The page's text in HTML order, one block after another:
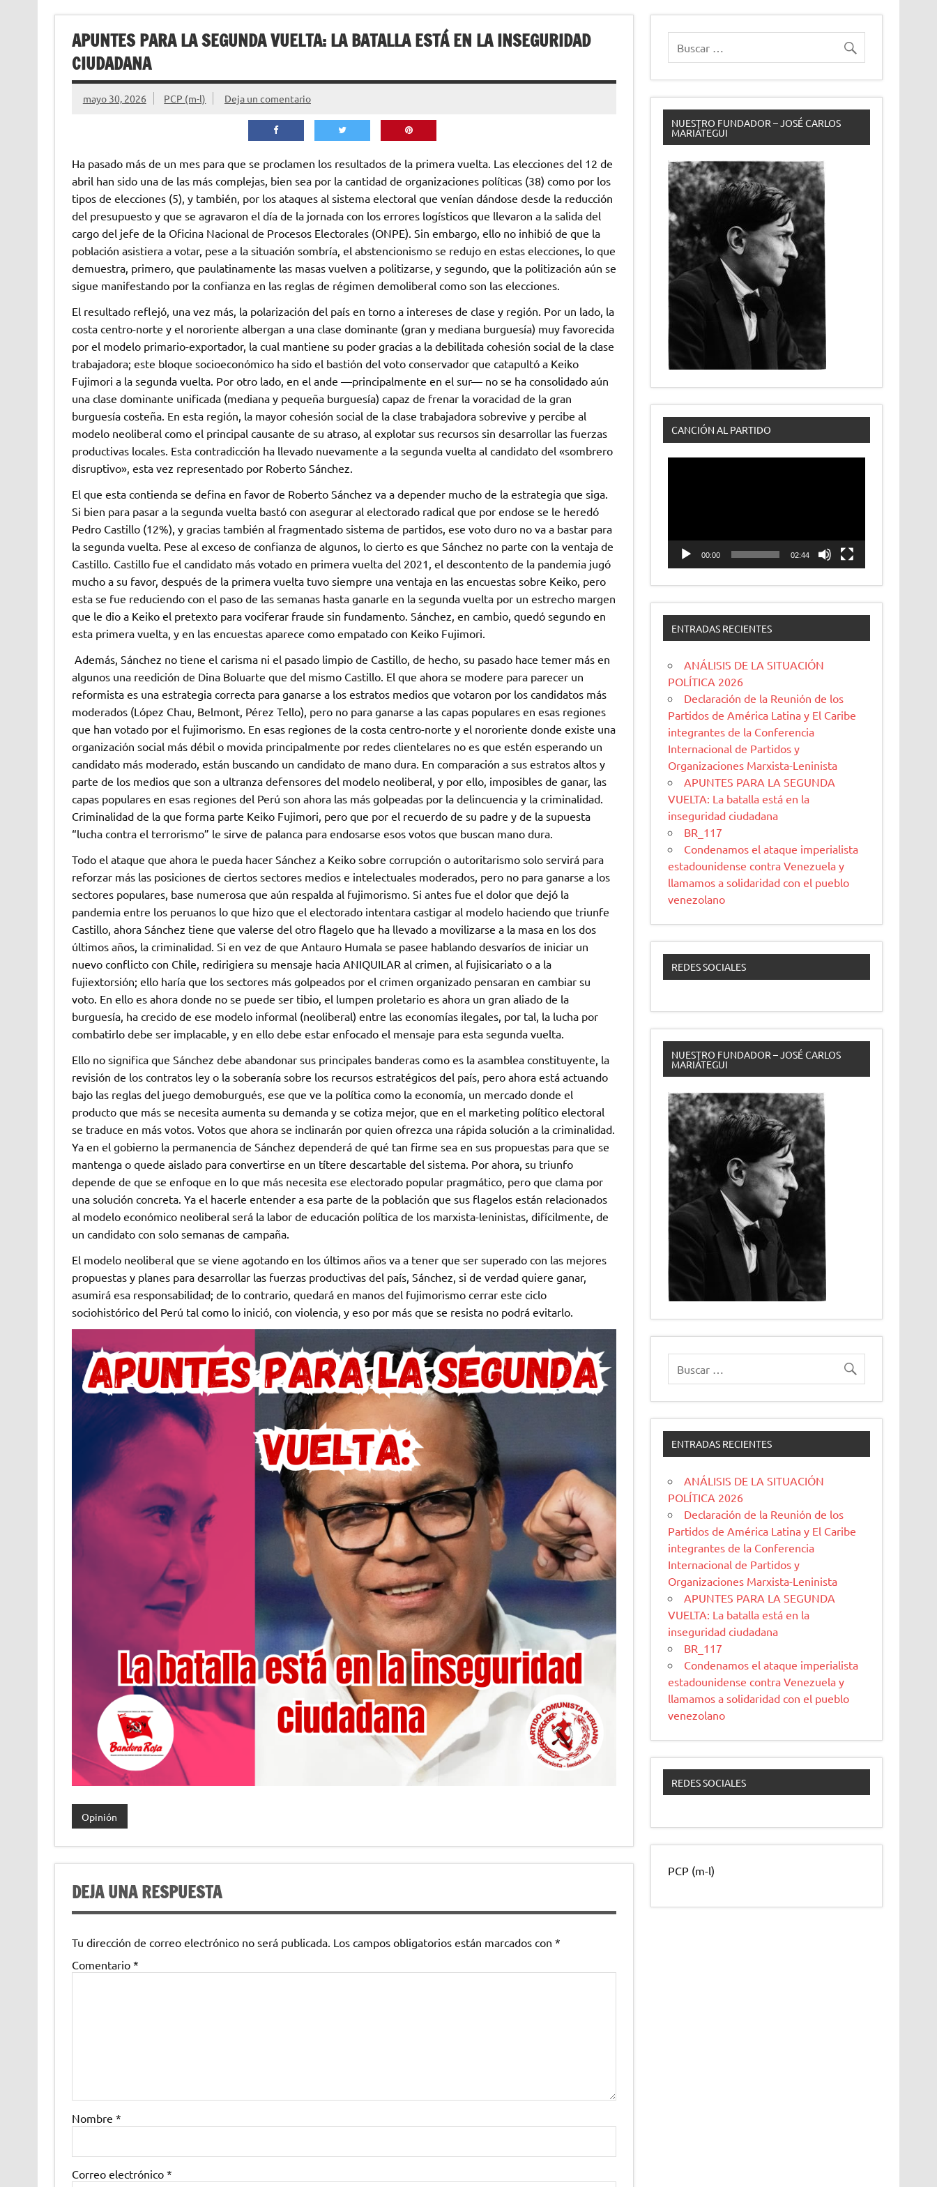
APUNTES PARA LA SEGUNDA VUELTA: LA BATALLA ESTÁ EN LA INSEGURIDAD
CIUDADANA
mayo 30, 2026 PCP (m-l) Deja un comentario
Ha pasado más de un mes para que se proclamen los resultados de la primera vuelta. Las elecciones del 12 de
abril han sido una de las más complejas, bien sea por la cantidad de organizaciones políticas (38) como por los
tipos de elecciones (5), y también, por los ataques al sistema electoral que venían dándose desde la reducción
del presupuesto y que se agravaron el día de la jornada con los errores logísticos que llevaron a la salida del
cargo del jefe de la Oficina Nacional de Procesos Electorales (ONPE). Sin embargo, ello no inhibió de que la
población asistiera a votar, pese a la situación sombría, el abstencionismo se redujo en estas elecciones, lo que
demuestra, primero, que paulatinamente las masas vuelven a politizarse, y segundo, que la politización aún se
sigue manifestando por la confianza en las reglas de régimen demoliberal como son las elecciones.
El resultado reflejó, una vez más, la polarización del país en torno a intereses de clase y región. Por un lado, la
costa centro-norte y el nororiente albergan a una clase dominante (gran y mediana burguesía) muy favorecida
por el modelo primario-exportador, la cual mantiene su poder gracias a la debilitada cohesión social de la clase
trabajadora; este bloque socioeconómico ha sido el bastión del voto conservador que catapultó a Keiko
Fujimori a la segunda vuelta. Por otro lado, en el ande —principalmente en el sur— no se ha consolidado aún
una clase dominante unificada (mediana y pequeña burguesía) capaz de frenar la voracidad de la gran
burguesía costeña. En esta región, la mayor cohesión social de la clase trabajadora sobrevive y percibe al
modelo neoliberal como el principal causante de su atraso, al explotar sus recursos sin desarrollar las fuerzas
productivas locales. Esta contradicción ha llevado nuevamente a la segunda vuelta al candidato del «sombrero
disruptivo», esta vez representado por Roberto Sánchez.
El que esta contienda se defina en favor de Roberto Sánchez va a depender mucho de la estrategia que siga.
Si bien para pasar a la segunda vuelta bastó con asegurar al electorado radical que por endose se le heredó
Pedro Castillo (12%), y gracias también al fragmentado sistema de partidos, ese voto duro no va a bastar para
la segunda vuelta. Pese al exceso de confianza de algunos, lo cierto es que Sánchez no parte con la ventaja de
Castillo. Castillo fue el candidato más votado en primera vuelta del 2021, el descontento de la pandemia jugó
mucho a su favor, después de la primera vuelta tuvo siempre una ventaja en las encuestas sobre Keiko, pero
esta se fue reduciendo con el paso de las semanas hasta ganarle en la segunda vuelta por un estrecho margen
que le dio a Keiko el pretexto para vociferar fraude sin fundamento. Sánchez, en cambio, quedó segundo en
esta primera vuelta, y en las encuestas aparece como empatado con Keiko Fujimori.
Además, Sánchez no tiene el carisma ni el pasado limpio de Castillo, de hecho, su pasado hace temer más en
algunos una reedición de Dina Boluarte que del mismo Castillo. El que ahora se modere para parecer un
reformista es una estrategia correcta para ganarse a los estratos medios que votaron por los candidatos más
moderados (López Chau, Belmont, Pérez Tello), pero no para ganarse a las capas populares en esas regiones
que han votado por el fujimorismo. En esas regiones de la costa centro-norte y el nororiente donde existe una
organización social más débil o movida principalmente por redes clientelares no es que estén esperando un
candidato más moderado, están buscando un candidato de mano dura. En comparación a sus estratos altos y
parte de los medios que son a ultranza defensores del modelo neoliberal, y por ello, imposibles de ganar, las
capas populares en esas regiones del Perú son ahora las más golpeadas por la delincuencia y la criminalidad.
Criminalidad de la que forma parte Keiko Fujimori, pero que por el recuerdo de su padre y de la supuesta
“lucha contra el terrorismo” le sirve de palanca para endosarse esos votos que buscan mano dura.
Todo el ataque que ahora le pueda hacer Sánchez a Keiko sobre corrupción o autoritarismo solo servirá para
reforzar más las posiciones de ciertos sectores medios e intelectuales moderados, pero no para ganarse a los
sectores populares, base numerosa que aún respalda al fujimorismo. Si antes fue el dolor que dejó la
pandemia entre los peruanos lo que hizo que el electorado intentara castigar al modelo haciendo que triunfe
Castillo, ahora Sánchez tiene que valerse del otro flagelo que ha llevado a movilizarse a la masa en los dos
últimos años, la criminalidad. Si en vez de que Antauro Humala se pasee hablando desvaríos de iniciar un
nuevo conflicto con Chile, redirigiera su mensaje hacia ANIQUILAR al crimen, al fujisicariato o a la
fujiextorsión; ello haría que los sectores más golpeados por el crimen organizado pensaran en cambiar su
voto. En ello es ahora donde no se puede ser tibio, el lumpen proletario es ahora un gran aliado de la
burguesía, ha crecido de ese modelo informal (neoliberal) entre las economías ilegales, por tal, la lucha por
combatirlo debe ser implacable, y en ello debe estar enfocado el mensaje para esta segunda vuelta.
Ello no significa que Sánchez debe abandonar sus principales banderas como es la asamblea constituyente, la
revisión de los contratos ley o la soberanía sobre los recursos estratégicos del país, pero ahora está actuando
bajo las reglas del juego demoburgués, ese que ve la política como la economía, un mercado donde el
producto que más se necesita aumenta su demanda y se cotiza mejor, que en el marketing político electoral
se traduce en más votos. Votos que ahora se inclinarán por quien ofrezca una rápida solución a la criminalidad.
Ya en el gobierno la permanencia de Sánchez dependerá de qué tan firme sea en sus propuestas para que se
mantenga o quede aislado para convertirse en un títere descartable del sistema. Por ahora, su triunfo
depende de que se enfoque en lo que más necesita ese electorado popular pragmático, pero que clama por
una solución concreta. Ya el hacerle entender a esa parte de la población que sus flagelos están relacionados
al modelo económico neoliberal será la labor de educación política de los marxista-leninistas, difícilmente, de
un candidato con solo semanas de campaña.
El modelo neoliberal que se viene agotando en los últimos años va a tener que ser superado con las mejores
propuestas y planes para desarrollar las fuerzas productivas del país, Sánchez, si de verdad quiere ganar,
asumirá esa responsabilidad; de lo contrario, quedará en manos del fujimorismo cerrar este ciclo
sociohistórico del Perú tal como lo inició, con violencia, y eso por más que se resista no podrá evitarlo.
Opinión
DEJA UNA RESPUESTA
Tu dirección de correo electrónico no será publicada. Los campos obligatorios están marcados con *
Comentario *
Nombre *
Correo electrónico *
NUESTRO FUNDADOR – JOSÉ CARLOS
MARIÁTEGUI
CANCIÓN AL PARTIDO
00:00 02:44
ENTRADAS RECIENTES
ANÁLISIS DE LA SITUACIÓN
POLÍTICA 2026
Declaración de la Reunión de los
Partidos de América Latina y El Caribe
integrantes de la Conferencia
Internacional de Partidos y
Organizaciones Marxista-Leninista
APUNTES PARA LA SEGUNDA
VUELTA: La batalla está en la
inseguridad ciudadana
BR_117
Condenamos el ataque imperialista
estadounidense contra Venezuela y
llamamos a solidaridad con el pueblo
venezolano
REDES SOCIALES
NUESTRO FUNDADOR – JOSÉ CARLOS
MARIÁTEGUI
ENTRADAS RECIENTES
ANÁLISIS DE LA SITUACIÓN
POLÍTICA 2026
Declaración de la Reunión de los
Partidos de América Latina y El Caribe
integrantes de la Conferencia
Internacional de Partidos y
Organizaciones Marxista-Leninista
APUNTES PARA LA SEGUNDA
VUELTA: La batalla está en la
inseguridad ciudadana
BR_117
Condenamos el ataque imperialista
estadounidense contra Venezuela y
llamamos a solidaridad con el pueblo
venezolano
REDES SOCIALES
PCP (m-l)